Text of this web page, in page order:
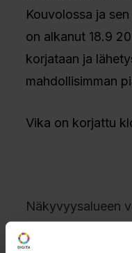
Kouvolossa ja
on alkanut 18.9
korjataan ja
mahdollisimman
Vika on korjattu
Näkyvyysalueen